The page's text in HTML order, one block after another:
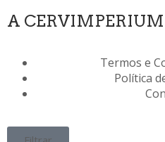
A CERVIMPERIUM
Termos e
Política